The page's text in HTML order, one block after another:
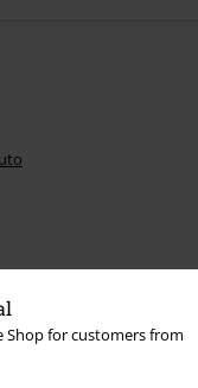
Shop for customers from